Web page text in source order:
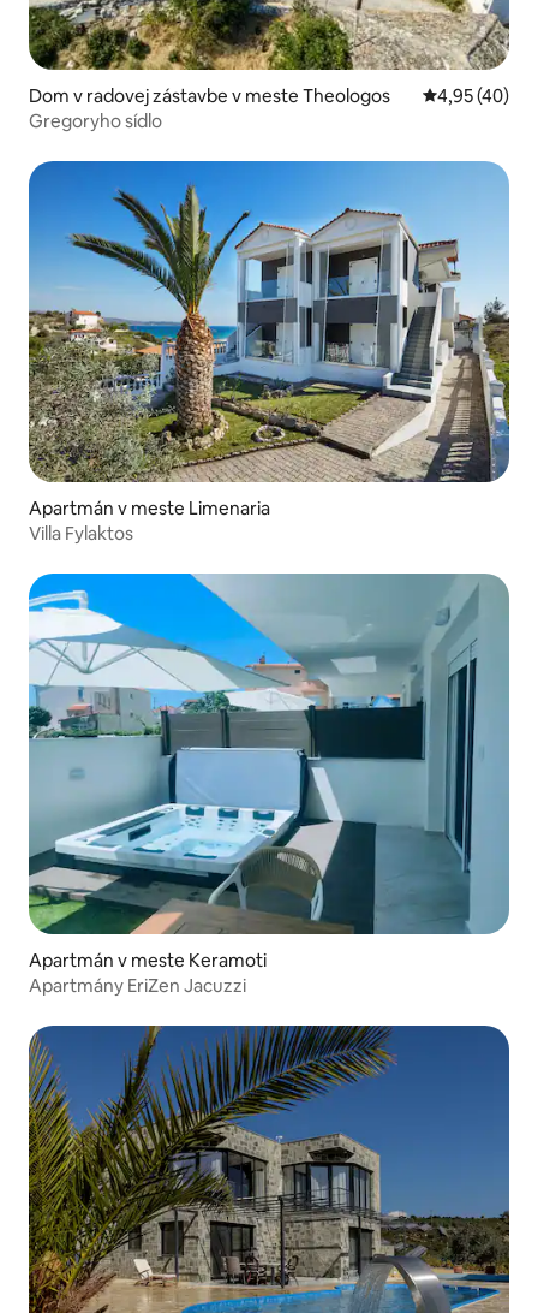
Dom v radovej zástavbe v meste Theologos Priemerné
4,95 (40)
Gregoryho sídlo
Apartmán v meste Limenaria
Villa Fylaktos
Apartmán v meste Keramoti
Apartmány EriZen Jacuzzi